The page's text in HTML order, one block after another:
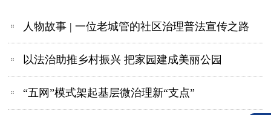
人物故事 | 一位老城管的社区治理普法宣传之路
以法治助推乡村振兴 把家园建成美丽公园
“五网”模式架起基层微治理新“支点”